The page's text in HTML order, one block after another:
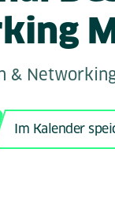
&
Im Kalender